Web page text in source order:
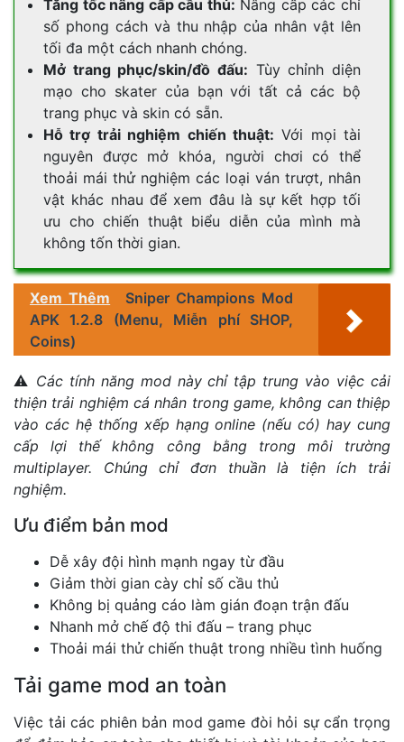
Tăng tốc nâng cấp cầu thủ: Nâng cấp các chỉ
số phong cách và thu nhập của nhân vật lên
tối đa một cách nhanh chóng.
Mở trang phục/skin/đồ đấu: Tùy chỉnh diện
mạo cho skater của bạn với tất cả các bộ
trang phục và skin có sẵn.
Hỗ trợ trải nghiệm chiến thuật: Với mọi tài
nguyên được mở khóa, người chơi có thể
thoải mái thử nghiệm các loại ván trượt, nhân
vật khác nhau để xem đâu là sự kết hợp tối
ưu cho chiến thuật biểu diễn của mình mà
không tốn thời gian.
Xem Thêm
Sniper Champions Mod
APK 1.2.8 (Menu, Miễn phí SHOP,
Coins)
⚠️ Các tính năng mod này chỉ tập trung vào việc cải
thiện trải nghiệm cá nhân trong game, không can thiệp
vào các hệ thống xếp hạng online (nếu có) hay cung
cấp lợi thế không công bằng trong môi trường
multiplayer. Chúng chỉ đơn thuần là tiện ích trải
nghiệm.
Ưu điểm bản mod
Dễ xây đội hình mạnh ngay từ đầu
Giảm thời gian cày chỉ số cầu thủ
Không bị quảng cáo làm gián đoạn trận đấu
Nhanh mở chế độ thi đấu – trang phục
Thoải mái thử chiến thuật trong nhiều tình huống
Tải game mod an toàn
Việc tải các phiên bản mod game đòi hỏi sự cẩn trọng